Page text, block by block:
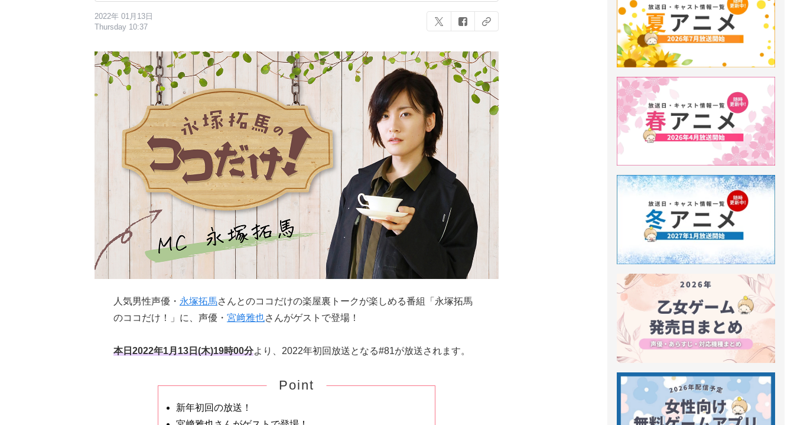
2022年 01月13日
Thursday 10:37
人気男性声優・ 永塚拓馬さんとのココだけの楽屋裏トークが楽しめる番組「永塚拓馬
のココだけ！」に、声優・ 宮﨑雅也さんがゲストで登場！
本日2022年1月13日(木)19時00分より、2022年初回放送となる#81が放送されます。
Point
新年初回の放送！